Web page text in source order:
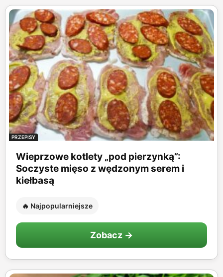
PRZEPISY
Wieprzowe kotlety „pod pierzynką”:
Soczyste mięso z wędzonym serem i
kiełbasą
🔥 Najpopularniejsze
Zobacz →